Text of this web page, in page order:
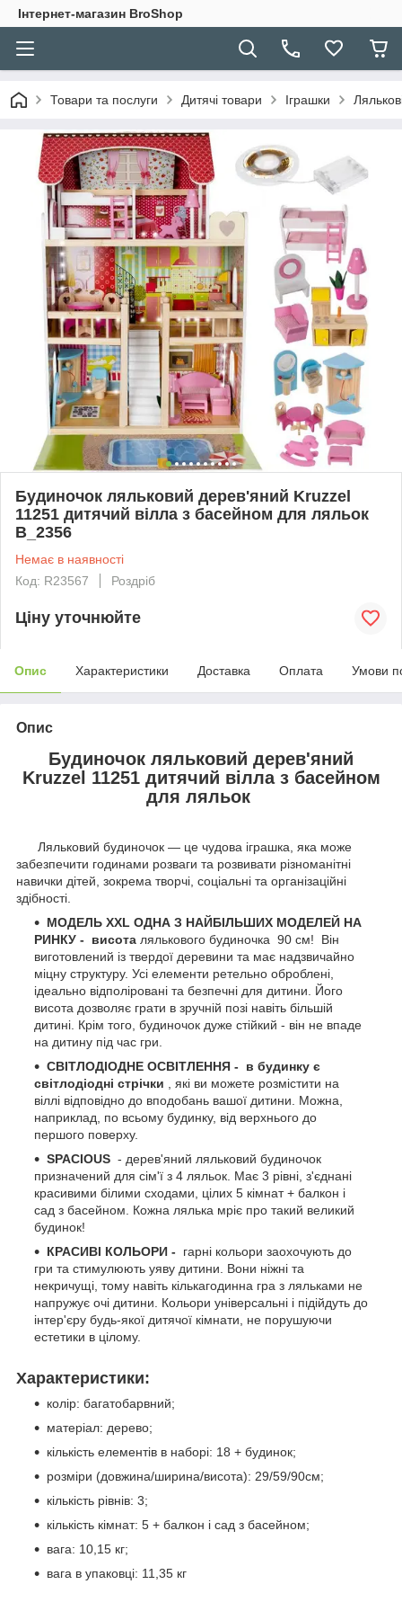
Інтернет-магазин BroShop
Товари та послуги Дитячі товари Іграшки
Будиночок ляльковий дерев'яний Kruzzel
11251 дитячий вілла з басейном для ляльок
B_2356
Немає в наявності
Код: R23567
Роздріб
Ціну уточнюйте
Опис Характеристики Доставка Оплата Умови
Опис
Будиночок ляльковий дерев'яний
Kruzzel 11251 дитячий вілла з басейном
для ляльок
Ляльковий будиночок — це чудова іграшка, яка може
забезпечити годинами розваги та розвивати різноманітні
навички дітей, зокрема творчі, соціальні та організаційні
здібності.
МОДЕЛЬ XXL ОДНА З НАЙБІЛЬШИХ МОДЕЛЕЙ НА
РИНКУ - висота лялькового будиночка 90 см! Він
виготовлений із твердої деревини та має надзвичайно
міцну структуру. Усі елементи ретельно оброблені,
ідеально відполіровані та безпечні для дитини. Його
висота дозволяє грати в зручній позі навіть більшій
дитині. Крім того, будиночок дуже стійкий - він не впаде
на дитину під час гри.
СВІТЛОДІОДНЕ ОСВІТЛЕННЯ - в будинку є
світлодіодні стрічки , які ви можете розмістити на
віллі відповідно до вподобань вашої дитини. Можна,
наприклад, по всьому будинку, від верхнього до
першого поверху.
SPACIOUS - дерев'яний ляльковий будиночок
призначений для сім'ї з 4 ляльок. Має 3 рівні, з'єднані
красивими білими сходами, цілих 5 кімнат + балкон і
сад з басейном. Кожна лялька мріє про такий великий
будинок!
КРАСИВІ КОЛЬОРИ -
гарні кольори заохочують до
гри та стимулюють уяву дитини. Вони ніжні та
некричущі, тому навіть кількагодинна гра з ляльками не
напружує очі дитини. Кольори універсальні і підійдуть до
інтер'єру будь-якої дитячої кімнати, не порушуючи
естетики в цілому.
Характеристики:
колір: багатобарвний;
матеріал: дерево;
кількість елементів в наборі: 18 + будинок;
розміри (довжина/ширина/висота): 29/59/90см;
кількість рівнів: 3;
кількість кімнат: 5 + балкон і сад з басейном;
вага: 10,15 кг;
вага в упаковці: 11,35 кг